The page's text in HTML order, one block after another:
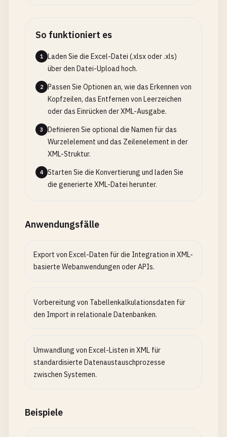
So funktioniert es
1
Laden Sie die Excel-Datei (.xlsx oder .xls)
über den Datei-Upload hoch.
2
Passen Sie Optionen an, wie das Erkennen von
Kopfzeilen, das Entfernen von Leerzeichen
oder das Einrücken der XML-Ausgabe.
3
Definieren Sie optional die Namen für das
Wurzelelement und das Zeilenelement in der
XML-Struktur.
4
Starten Sie die Konvertierung und laden Sie
die generierte XML-Datei herunter.
Anwendungsfälle
Export von Excel-Daten für die Integration in XML-
basierte Webanwendungen oder APIs.
Vorbereitung von Tabellenkalkulationsdaten für
den Import in relationale Datenbanken.
Umwandlung von Excel-Listen in XML für
standardisierte Datenaustauschprozesse
zwischen Systemen.
Beispiele